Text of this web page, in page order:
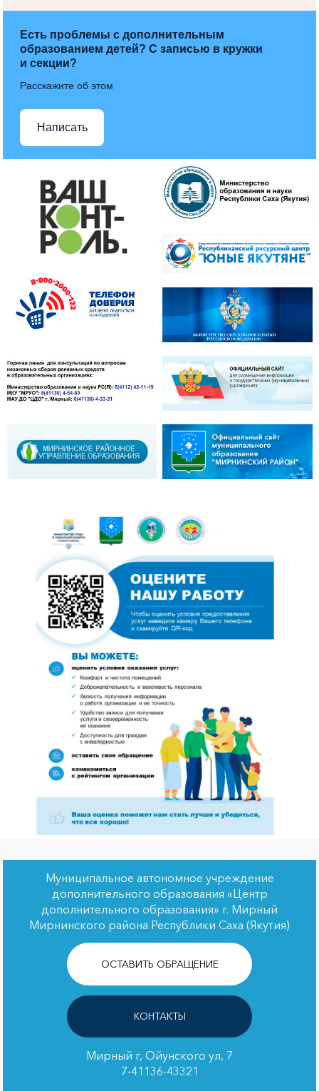
Есть проблемы с дополнительным
образованием детей? С записью в кружки
и секции?
Расскажите об этом
Написать
Муниципальное автономное учреждение
дополнительного образования «Центр
дополнительного образования» г. Мирный
Мирнинского района Республики Саха (Якутия)
ОСТАВИТЬ ОБРАЩЕНИЕ
КОНТАКТЫ
Мирный г, Ойунского ул, 7
7-41136-43321